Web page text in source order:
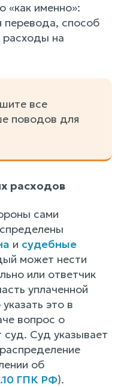
«как именно»:
перевода, способ
расходы на
все
поводов для
расходов
сами
и судебные
может нести
или ответчик
уплаченной
это в
вопрос о
Суд указывает
об
ГПК РФ).